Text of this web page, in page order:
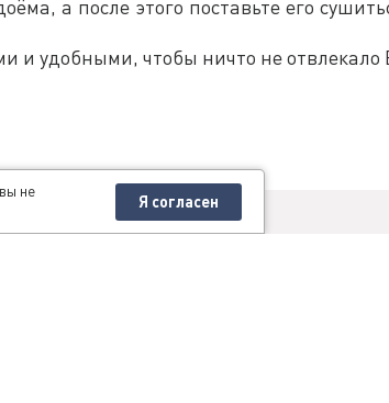
а после этого поставьте его
удобными, чтобы ничто не отвлекало
не
Я согласен